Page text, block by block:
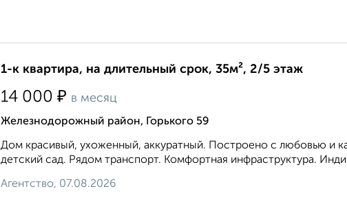
1-к квартира, на длительный срок, 35м², 2/5 этаж
14 000 ₽ в месяц
Железнодорожный район, Горького 59
Дом красивый, ухоженный, аккуратный. Построено с любовью и
детский сад. Рядом транспорт. Комфортная инфраструктура.
Агентство, 07.08.2026